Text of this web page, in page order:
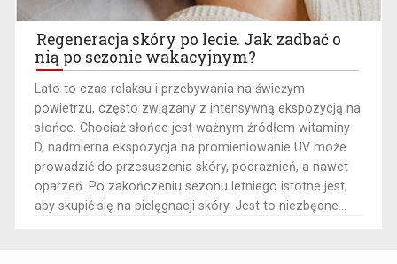
Regeneracja skóry po lecie. Jak zadbać o
nią po sezonie wakacyjnym?
Lato to czas relaksu i przebywania na świeżym
powietrzu, często związany z intensywną ekspozycją na
słońce. Chociaż słońce jest ważnym źródłem witaminy
D, nadmierna ekspozycja na promieniowanie UV może
prowadzić do przesuszenia skóry, podrażnień, a nawet
oparzeń. Po zakończeniu sezonu letniego istotne jest,
aby skupić się na pielęgnacji skóry. Jest to niezbędne...